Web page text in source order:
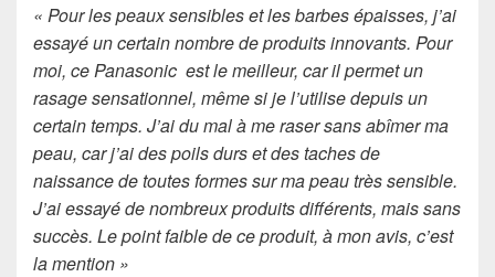
« Pour les peaux sensibles et les barbes épaisses, j’ai
essayé un certain nombre de produits innovants. Pour
moi, ce Panasonic est le meilleur, car il permet un
rasage sensationnel, même si je l’utilise depuis un
certain temps. J’ai du mal à me raser sans abîmer ma
peau, car j’ai des poils durs et des taches de
naissance de toutes formes sur ma peau très sensible.
J’ai essayé de nombreux produits différents, mais sans
succès. Le point faible de ce produit, à mon avis, c’est
la mention »